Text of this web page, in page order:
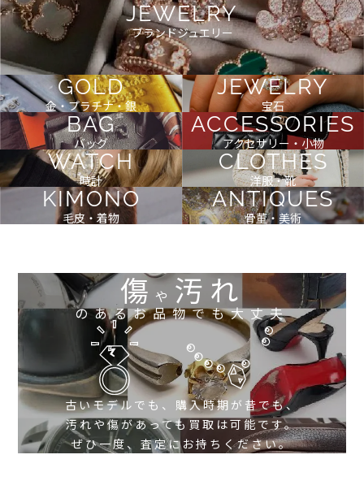
JEWELRY
ブランドジュエリー
GOLD
金・プラチナ・銀
JEWELRY
宝石
BAG
バッグ
ACCESSORIES
アクセサリー・小物
WATCH
時計
CLOTHES
洋服・靴
KIMONO
毛皮・着物
ANTIQUES
骨董・美術
傷や 汚れ
のあるお品物でも大丈夫
古いモデルでも、購入時期が昔でも、
汚れや傷があっても買取は可能です。
ぜひ一度、査定にお持ちください。